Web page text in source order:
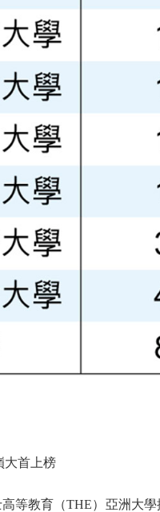
首上榜
教育（THE）亞洲大學